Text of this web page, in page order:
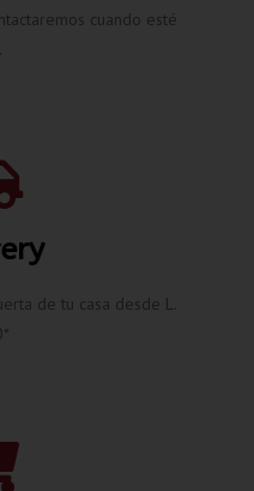
cuando esté
de tu casa desde L.